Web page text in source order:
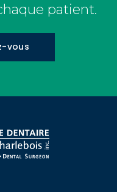
patient.
vous